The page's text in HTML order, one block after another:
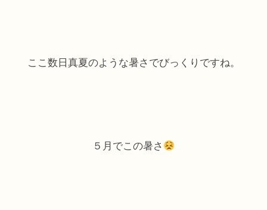
ここ数日真夏のような暑さでびっくりですね。
５月でこの暑さ